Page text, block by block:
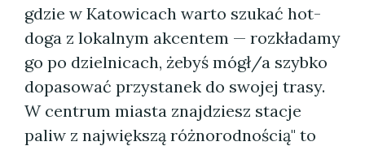
gdzie w Katowicach warto szukać hot-
doga z lokalnym akcentem — rozkładamy
go po dzielnicach, żebyś mógł/a szybko
dopasować przystanek do swojej trasy.
W centrum miasta znajdziesz stacje
paliw z największą różnorodnością" to